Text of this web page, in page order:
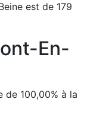
est de 179
En-
de 100,00% à la